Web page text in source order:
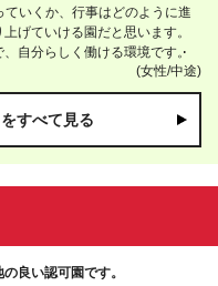
いくか、行事はどのように進
げていける園だと思います。
自分らしく働ける環境です。
(女性/中途)
すべて見る
良い認可園です。